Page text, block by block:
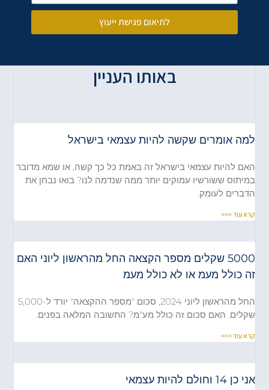
לתיאום פגישת ייעוץ
באותו העניין
למה אומרים שקשה להיות עצמאי בישראל
האם להיות עצמאי בישראל זה באמת כל כך קשה, או שמא מדובר
במיתוס ששורשיו עמוקים יותר ממה שנדמה לנו? בואו נבחן את
הדברים לעומק.
קרא עוד >>>
5000 שקלים מספר הקצאה החל מהראשון ליוני האם
זה כולל מעמ או לא כולל מעמ
החל מהראשון ליוני 2024, סכום "מספר ההקצאה" יורד ל-5,000
שקלים. האם סכום זה כולל מע"מ? התשובה המלאה בפנים.
קרא עוד >>>
אני כן 14 וחולם להיות עצמאי